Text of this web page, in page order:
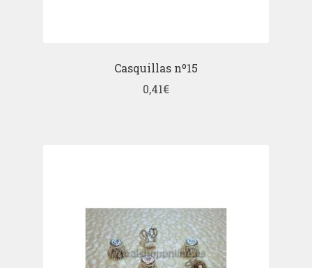
Casquillas nº15
0,41€